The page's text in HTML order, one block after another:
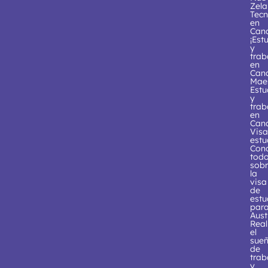
en
y
en
y
en
Visa
la
visa
de
el
de
y